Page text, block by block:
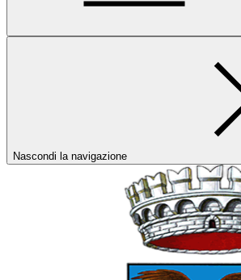
Nascondi la navigazione